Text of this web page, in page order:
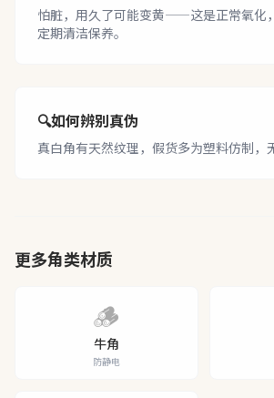
怕脏，用久了可能变黄——这是正常氧化
定期清洁保养。
🔍如何辨别真伪
真白角有天然纹理，假货多为塑料仿制，
更多角类材质
🪵
牛角
防静电